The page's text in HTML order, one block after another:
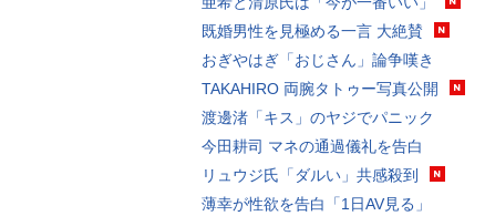
既婚男性を見極める一言 大絶賛
おぎやはぎ「おじさん」論争嘆き
TAKAHIRO 両腕タトゥー写真公開
渡邊渚「キス」のヤジでパニック
今田耕司 マネの通過儀礼を告白
リュウジ氏「ダルい」共感殺到
薄幸が性欲を告白「1日AV見る」